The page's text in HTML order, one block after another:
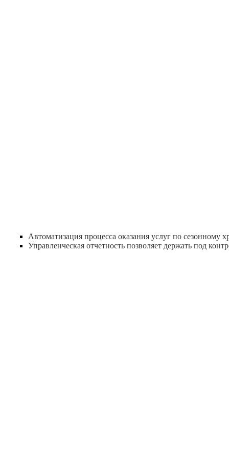
Автоматизация процесса оказания услуг по сезонному
Управленческая отчетность позволяет держать под